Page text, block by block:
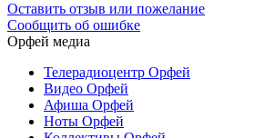
Оставить отзыв или пожелание
Сообщить об ошибке
Орфей медиа
Телерадиоцентр Орфей
Видео Орфей
Афиша Орфей
Ноты Орфей